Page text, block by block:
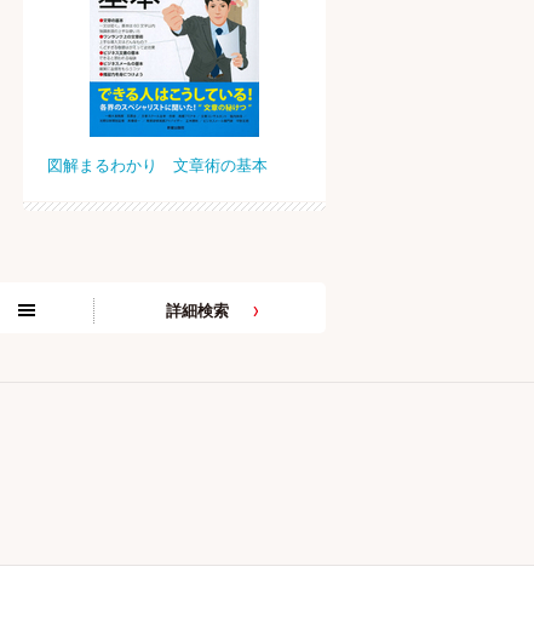
図解まるわかり 文章術の基本
詳細検索